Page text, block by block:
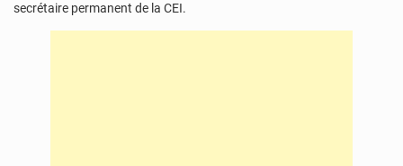
secrétaire permanent de la CEI.